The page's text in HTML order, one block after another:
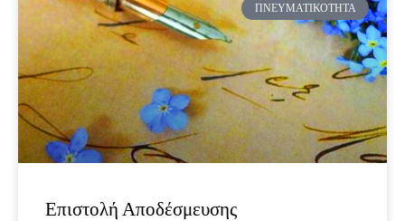
ΠΝΕΥΜΑΤΙΚΌΤΗΤΑ
Επιστολή Αποδέσμευσης